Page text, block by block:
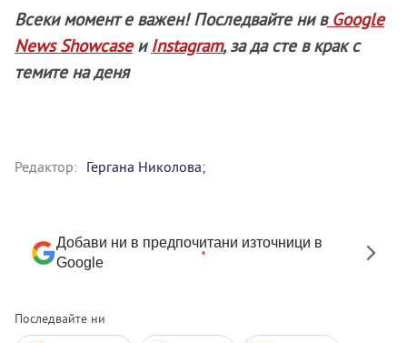
Всеки момент е важен! Последвайте ни вGoogle
News Showcaseи Instagram, за да сте в крак с
темите на деня
Редактор: Гергана Николова;
Добави ни в предпочитани източници в
Google
Последвайте ни